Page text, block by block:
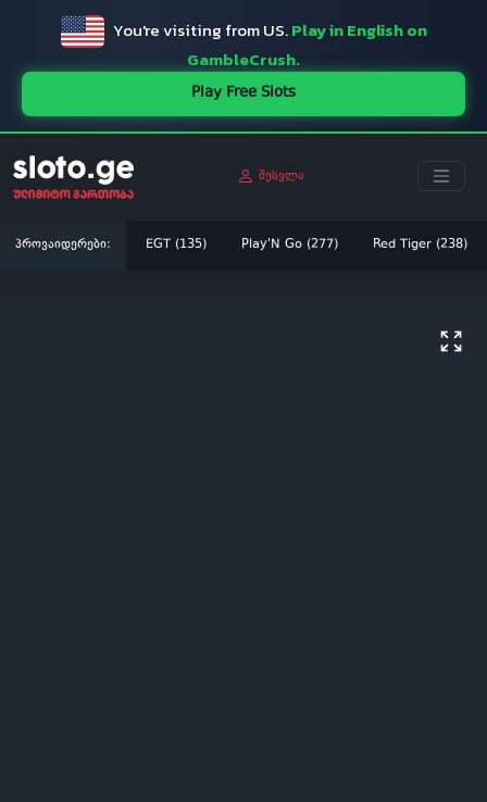
You're visiting from US.Play in English on
GambleCrush.
Play Free Slots
შესვლა
პროვაიდერები: EGT (135) Play'N Go (277) Red Tiger (238)